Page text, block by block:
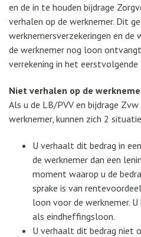
en de in te houden bijdrage
verhalen op de werknemer. Dit
werknemersverzekeringen en de
de werknemer nog loon
verrekening in het
Niet verhalen op de
Als u de LB/PVV en bijdrage
werknemer, kunnen zich 2
U verhaalt dit bedrag in
de werknemer dan een
moment waarop u de
sprake is van
loon voor de werknemer.
als eindheffingsloon.
U verhaalt dit bedrag niet